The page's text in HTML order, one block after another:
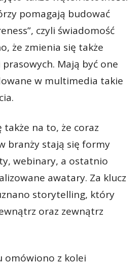
pomagają budować
czyli świadomość
że zmienia się także
Mają być one
w multimedia takie
na to, że coraz
branży stają się formy
webinary, a ostatnio
awatary. Za klucz
storytelling, który
oraz zewnątrz
omówiono z kolei